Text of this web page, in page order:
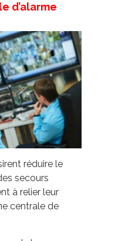
d’alarme
réduire le
secours
à relier leur
centrale de